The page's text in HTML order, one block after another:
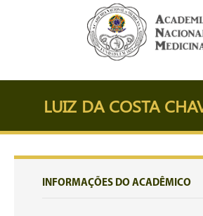
LUIZ DA COSTA
INFORMAÇÕES DO ACADÊMICO